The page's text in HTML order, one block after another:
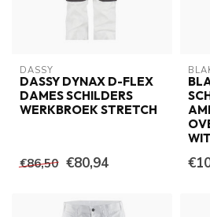
DASSY
DASSY DYNAX D-FLEX
DAMES SCHILDERS
WERKBROEK STRETCH
€86,50 €80,94